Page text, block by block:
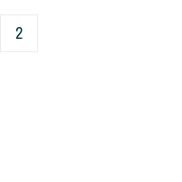
2